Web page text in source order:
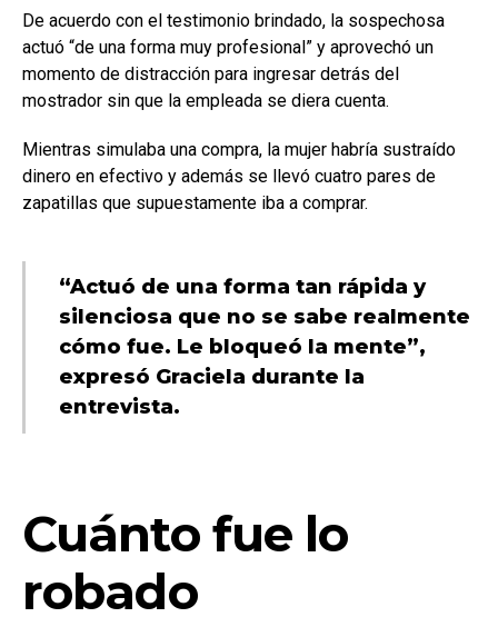
De acuerdo con el testimonio brindado, la sospechosa
actuó “de una forma muy profesional” y aprovechó un
momento de distracción para ingresar detrás del
mostrador sin que la empleada se diera cuenta.
Mientras simulaba una compra, la mujer habría sustraído
dinero en efectivo y además se llevó cuatro pares de
zapatillas que supuestamente iba a comprar.
“Actuó de una forma tan rápida y
silenciosa que no se sabe realmente
cómo fue. Le bloqueó la mente”,
expresó Graciela durante la
entrevista.
Cuánto fue lo
robado